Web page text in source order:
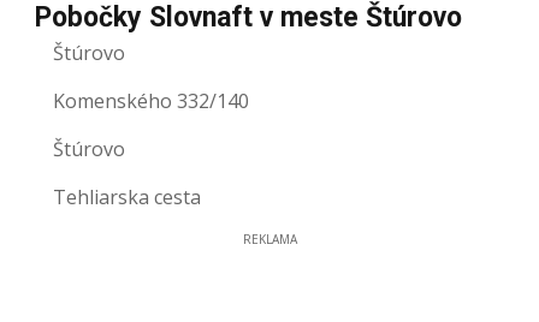
Pobočky Slovnaft v meste Štúrovo
Štúrovo
Komenského 332/140
Štúrovo
Tehliarska cesta
REKLAMA